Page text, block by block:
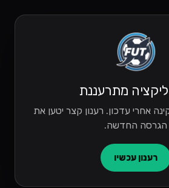
מתרעננת
אחרי עדכון. רענון קצר יטען את
הגרסה החדשה.
רענון עכשיו